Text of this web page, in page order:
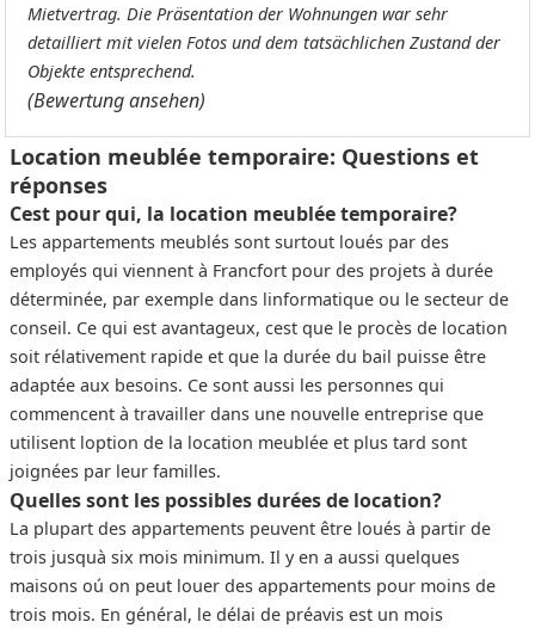
Mietvertrag. Die Präsentation der Wohnungen war sehr
detailliert mit vielen Fotos und dem tatsächlichen Zustand der
Objekte entsprechend.
(Bewertung ansehen)
Location meublée temporaire: Questions et
réponses
Cest pour qui, la location meublée temporaire?
Les appartements meublés sont surtout loués par des
employés qui viennent à Francfort pour des projets à durée
déterminée, par exemple dans linformatique ou le secteur de
conseil. Ce qui est avantageux, cest que le procès de location
soit rélativement rapide et que la durée du bail puisse être
adaptée aux besoins. Ce sont aussi les personnes qui
commencent à travailler dans une nouvelle entreprise que
utilisent loption de la location meublée et plus tard sont
joignées par leur familles.
Quelles sont les possibles durées de location?
La plupart des appartements peuvent être loués à partir de
trois jusquà six mois minimum. Il y en a aussi quelques
maisons oú on peut louer des appartements pour moins de
trois mois. En général, le délai de préavis est un mois